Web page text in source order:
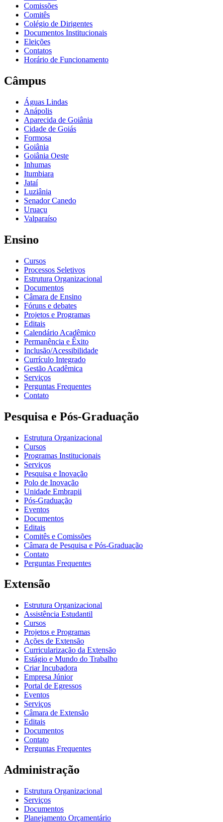
Comissões
Comitês
Colégio de Dirigentes
Documentos Institucionais
Eleições
Contatos
Horário de Funcionamento
Câmpus
Águas Lindas
Anápolis
Aparecida de Goiânia
Cidade de Goiás
Formosa
Goiânia
Goiânia Oeste
Inhumas
Itumbiara
Jataí
Luziânia
Senador Canedo
Uruaçu
Valparaíso
Ensino
Cursos
Processos Seletivos
Estrutura Organizacional
Documentos
Câmara de Ensino
Fóruns e debates
Projetos e Programas
Editais
Calendário Acadêmico
Permanência e Êxito
Inclusão/Acessibilidade
Currículo Integrado
Gestão Acadêmica
Serviços
Perguntas Frequentes
Contato
Pesquisa e Pós-Graduação
Estrutura Organizacional
Cursos
Programas Institucionais
Serviços
Pesquisa e Inovação
Polo de Inovação
Unidade Embrapii
Pós-Graduação
Eventos
Documentos
Editais
Comitês e Comissões
Câmara de Pesquisa e Pós-Graduação
Contato
Perguntas Frequentes
Extensão
Estrutura Organizacional
Assistência Estudantil
Cursos
Projetos e Programas
Ações de Extensão
Curricularização da Extensão
Estágio e Mundo do Trabalho
Criar Incubadora
Empresa Júnior
Portal de Egressos
Eventos
Serviços
Câmara de Extensão
Editais
Documentos
Contato
Perguntas Frequentes
Administração
Estrutura Organizacional
Serviços
Documentos
Planejamento Orçamentário